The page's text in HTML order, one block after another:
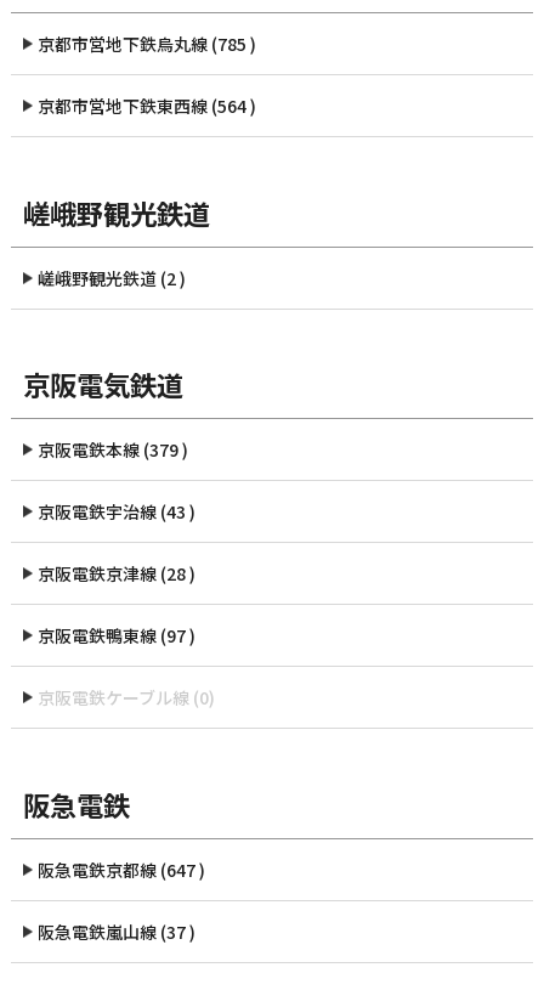
京都市営地下鉄烏丸線 (785 )
京都市営地下鉄東西線 (564 )
嵯峨野観光鉄道
嵯峨野観光鉄道 (2 )
京阪電気鉄道
京阪電鉄本線 (379 )
京阪電鉄宇治線 (43 )
京阪電鉄京津線 (28 )
京阪電鉄鴨東線 (97 )
京阪電鉄ケーブル線 (0)
阪急電鉄
阪急電鉄京都線 (647 )
阪急電鉄嵐山線 (37 )